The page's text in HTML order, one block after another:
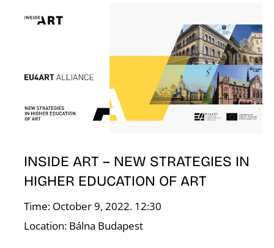
INSIDE ART – NEW STRATEGIES IN
HIGHER EDUCATION OF ART
Time: October 9, 2022. 12:30
Location: Bálna Budapest